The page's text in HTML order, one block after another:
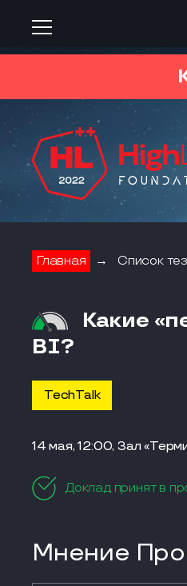
Главная → Список
Какие
BI?
TechTalk
14 мая, 12:00, Зал
Доклад принят в
Мнение